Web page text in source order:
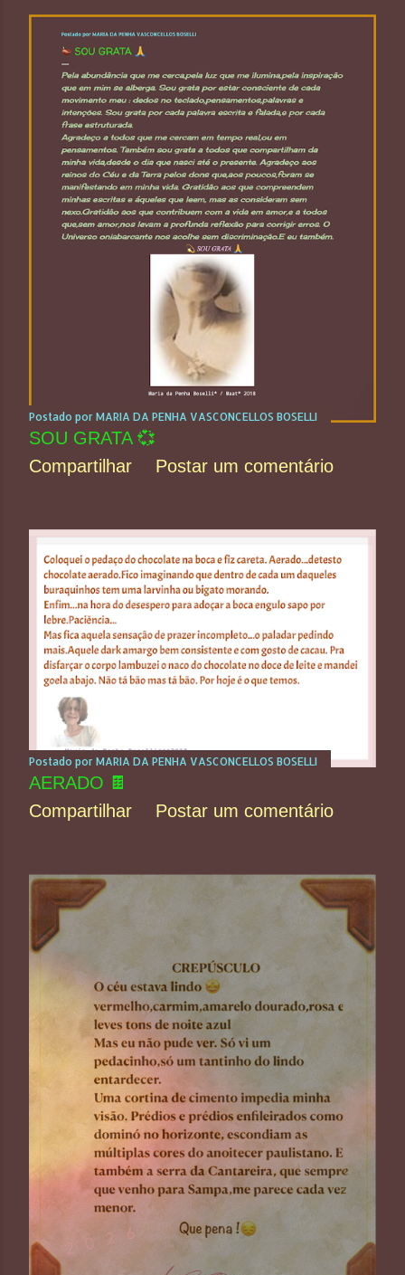
Postado por MARIA DA PENHA VASCONCELLOS BOSELLI
SOU GRATA 💞
Compartilhar
Postar um comentário
Postado por MARIA DA PENHA VASCONCELLOS BOSELLI
AERADO 🍫
Compartilhar
Postar um comentário